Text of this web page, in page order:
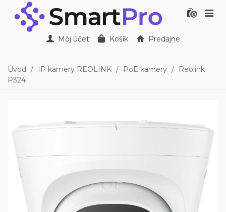
0
Môj účet Košík Predajne
Úvod / IP kamery REOLINK / PoE kamery /
Reolink
P324